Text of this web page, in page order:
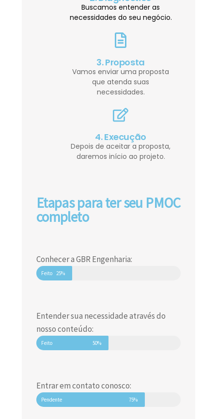
Buscamos entender as
necessidades do seu negócio.
3. Proposta
Vamos enviar uma proposta
que atenda suas
necessidades.
4. Execução
Depois de aceitar a proposta,
daremos início ao projeto.
Etapas para ter seu PMOC
completo
Conhecer a GBR Engenharia:
Feito 25%
Entender sua necessidade através do
nosso conteúdo:
Feito 50%
Entrar em contato conosco:
Pendente 75%